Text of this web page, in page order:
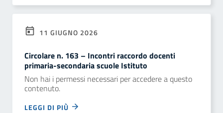
11 GIUGNO 2026
Circolare n. 163 – Incontri raccordo docenti
primaria-secondaria scuole Istituto
Non hai i permessi necessari per accedere a questo
contenuto.
LEGGI DI PIÙ